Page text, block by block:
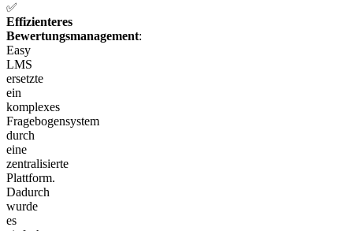
✅
Effizienteres
Bewertungsmanagement:
Easy
LMS
ersetzte
ein
komplexes
Fragebogensystem
durch
eine
zentralisierte
Plattform.
Dadurch
wurde
es